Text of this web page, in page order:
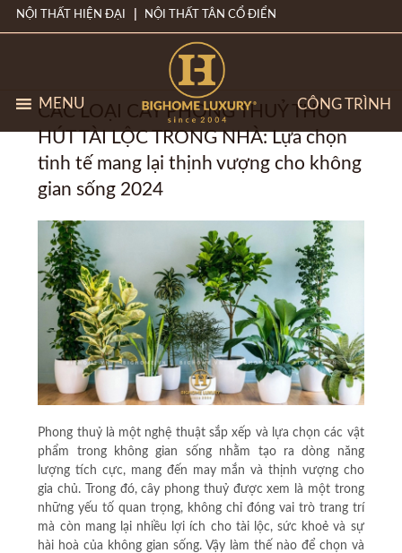
NỘI THẤT HIỆN ĐẠI NỘI THẤT TÂN CỔ ĐIỂN
MENU CÔNG TRÌNH
CÁC LOẠI CÂY PHONG THUỶ THU
HÚT TÀI LỘC TRONG NHÀ: Lựa chọn
tinh tế mang lại thịnh vượng cho không
gian sống 2024
Phong thuỷ là một nghệ thuật sắp xếp và lựa chọn các vật
phẩm trong không gian sống nhằm tạo ra dòng năng
lượng tích cực, mang đến may mắn và thịnh vượng cho
gia chủ. Trong đó, cây phong thuỷ được xem là một trong
những yếu tố quan trọng, không chỉ đóng vai trò trang trí
mà còn mang lại nhiều lợi ích cho tài lộc, sức khoẻ và sự
hài hoà của không gian sống. Vậy làm thế nào để chọn và